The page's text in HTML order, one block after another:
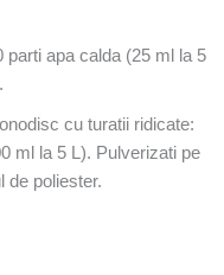
parti apa calda (25 ml la 5
cu turatii ridicate:
ml la 5 L). Pulverizati pe
de poliester.